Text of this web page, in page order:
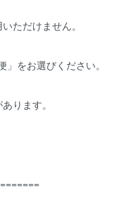
ただけません。
をお選びください。
ります。